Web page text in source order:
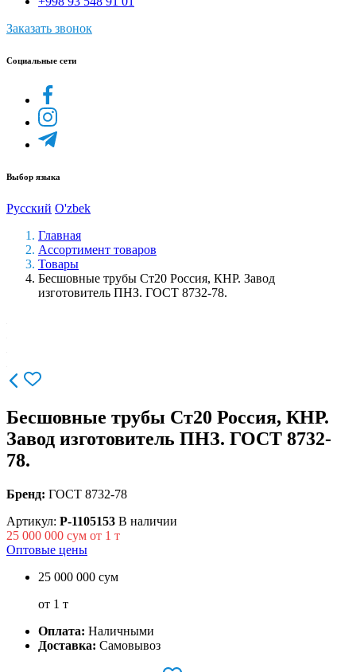
Заказать звонок
Социальные сети
Выбор языка
Русский O'zbek
Главная
Ассортимент товаров
Товары
Бесшовные трубы Ст20 Россия, КНР. Завод
изготовитель ПНЗ. ГОСТ 8732-78.
Бесшовные трубы Ст20 Россия, КНР.
Завод изготовитель ПНЗ. ГОСТ 8732-
78.
Бренд: ГОСТ 8732-78
Артикул: P-1105153 В наличии
25 000 000 сум от 1 т
Оптовые цены
25 000 000 сум
от 1 т
Оплата: Наличными
Доставка: Самовывоз